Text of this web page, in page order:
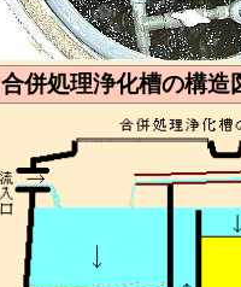
合併処理浄化槽の構造